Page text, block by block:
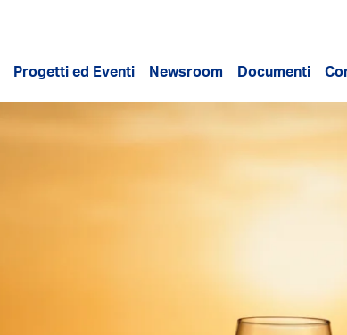
Progetti ed Eventi Newsroom Documenti